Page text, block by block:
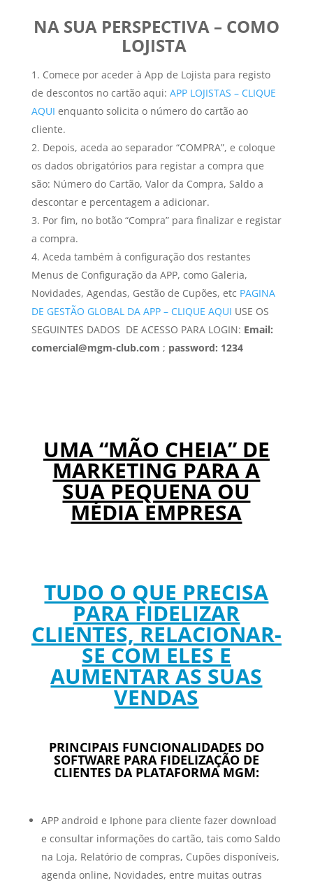
NA SUA PERSPECTIVA – COMO
LOJISTA
Comece por aceder à App de Lojista para registo
de descontos no cartão aqui: APP LOJISTAS – CLIQUE
AQUI enquanto solicita o número do cartão ao
cliente.
Depois, aceda ao separador “COMPRA”, e coloque
os dados obrigatórios para registar a compra que
são: Número do Cartão, Valor da Compra, Saldo a
descontar e percentagem a adicionar.
Por fim, no botão “Compra” para finalizar e registar
a compra.
Aceda também à configuração dos restantes
Menus de Configuração da APP, como Galeria,
Novidades, Agendas, Gestão de Cupões, etc PAGINA
DE GESTÃO GLOBAL DA APP – CLIQUE AQUI USE OS
SEGUINTES DADOS DE ACESSO PARA LOGIN: Email:
comercial@mgm-club.com ; password: 1234
UMA “MÃO CHEIA” DE
MARKETING PARA A
SUA PEQUENA OU
MÉDIA EMPRESA
TUDO O QUE PRECISA
PARA FIDELIZAR
CLIENTES, RELACIONAR-
SE COM ELES E
AUMENTAR AS SUAS
VENDAS
PRINCIPAIS FUNCIONALIDADES DO
SOFTWARE PARA FIDELIZAÇÃO DE
CLIENTES DA PLATAFORMA MGM:
APP android e Iphone para cliente fazer download
e consultar informações do cartão, tais como Saldo
na Loja, Relatório de compras, Cupões disponíveis,
agenda online, Novidades, entre muitas outras